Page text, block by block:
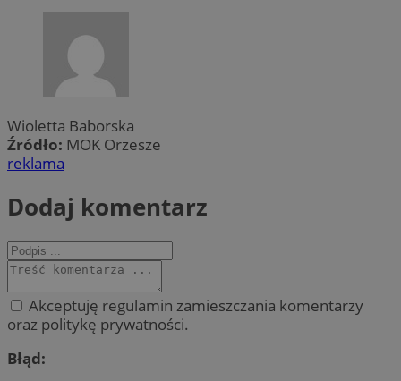
Wioletta Baborska
Źródło: MOK Orzesze
reklama
Dodaj komentarz
Akceptuję regulamin zamieszczania komentarzy
oraz politykę prywatności.
Błąd: